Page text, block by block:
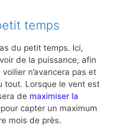
temps
du petit temps. Ici,
de la puissance, afin
voilier n’avancera pas et
tout. Lorsque le vent est
de maximiser la
pour capter un maximum
mois de près.